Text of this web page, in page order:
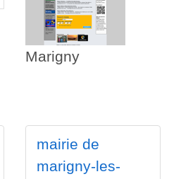
Marigny
mairie de
marigny-les-